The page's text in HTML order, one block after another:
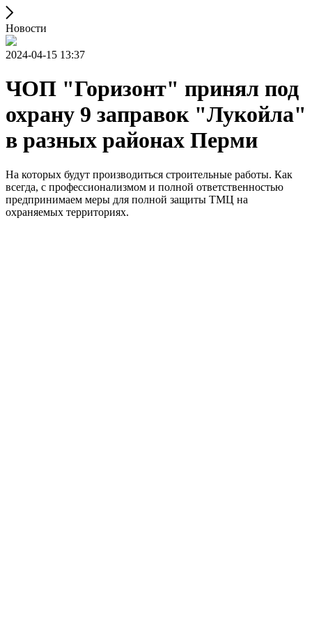
Новости
2024-04-15 13:37
ЧОП "Горизонт" принял под
охрану 9 заправок "Лукойла"
в разных районах Перми
На которых будут производиться строительные работы. Как
всегда, с профессионализмом и полной ответственностью
предпринимаем меры для полной защиты ТМЦ на
охраняемых территориях.